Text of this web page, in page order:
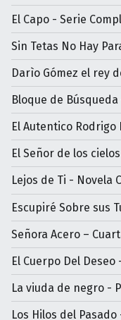
El Capo - Serie
Sin Tetas No Hay
Darìo Gómez el rey
Bloque de
El Autentico Rodrigo
El Señor de los
Lejos de Ti - Novela
Escupiré Sobre sus
Señora Acero –
El Cuerpo Del
La viuda de negro -
Los Hilos del